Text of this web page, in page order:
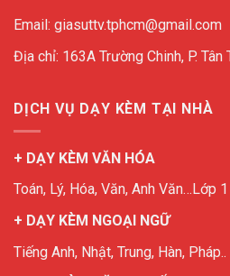
Email: giasuttv.tphcm@gmail.com
Địa chỉ: 163A Trường Chinh, P. Tân
DỊCH VỤ DẠY KÈM TẠI NHÀ
+ DẠY KÈM VĂN HÓA
Toán, Lý, Hóa, Văn, Anh Văn…Lớp
+ DẠY KÈM NGOẠI NGỮ
Tiếng Anh, Nhật, Trung, Hàn, Pháp..